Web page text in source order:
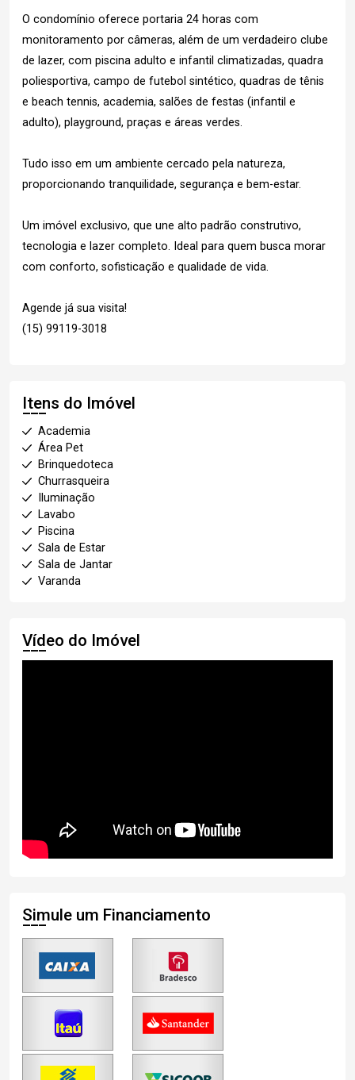
O condomínio oferece portaria 24 horas com
monitoramento por câmeras, além de um verdadeiro clube
de lazer, com piscina adulto e infantil climatizadas, quadra
poliesportiva, campo de futebol sintético, quadras de tênis
e beach tennis, academia, salões de festas (infantil e
adulto), playground, praças e áreas verdes.
Tudo isso em um ambiente cercado pela natureza,
proporcionando tranquilidade, segurança e bem-estar.
Um imóvel exclusivo, que une alto padrão construtivo,
tecnologia e lazer completo. Ideal para quem busca morar
com conforto, sofisticação e qualidade de vida.
Agende já sua visita!
(15) 99119-3018
Itens do Imóvel
Academia
Área Pet
Brinquedoteca
Churrasqueira
Iluminação
Lavabo
Piscina
Sala de Estar
Sala de Jantar
Varanda
Vídeo do Imóvel
Simule um Financiamento